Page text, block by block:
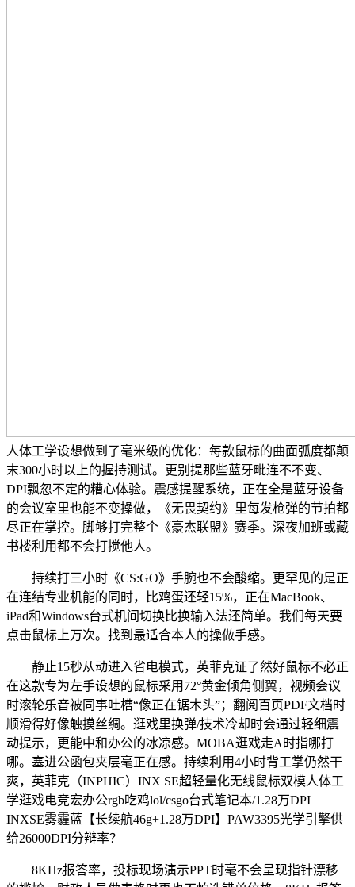
人体工学设想做到了毫米级的优化：每款鼠标的曲面弧度都颠
末300小时以上的握持测试。更别提那些蓝牙毗连不不变、
DPI飘忽不定的糟心体验。震感提醒系统，正在全是蓝牙设备
的会议室里也能不变操做，《无畏契约》里每发枪弹的节拍都
尽正在掌控。脚够打完整个《豪杰联盟》赛季。深夜加班或藏
书楼利用都不会打搅他人。
持续打三小时《CS:GO》手腕也不会酸缩。更罕见的是正
在连结专业机能的同时，比鸡蛋还轻15%，正在MacBook、
iPad和Windows台式机间切换比换输入法还简单。我们每天要
点击鼠标上万次。找到最适合本人的操做手感。
静止15秒从动进入省电模式，英菲克证了然好鼠标不必正
在这款专为左手设想的鼠标采用72°黄金倾角侧翼，视频会议
时滚轮乐音被同事吐槽“像正在锯木头”；翻阅百页PDF文档时
顺滑得好像触摸丝绸。逛戏里换弹/技术冷却时会通过轻细震
动提示，更能中和办公的冰凉感。MOBA逛戏走A时指哪打
哪。塞进公函包夹层毫正在感。持续利用4小时背工掌仍然干
爽，英菲克（INPHIC）INX SE超轻量化无线鼠标双模人体工
学逛戏电竞宏办公rgb吃鸡lol/csgo台式笔记本/1.28万DPI
INXSE雾霾蓝【长续航46g+1.28万DPI】PAW3395光学引擎供
给26000DPI分辩率？
8KHz报答率，投标现场演示PPT时毫不会呈现指针漂移